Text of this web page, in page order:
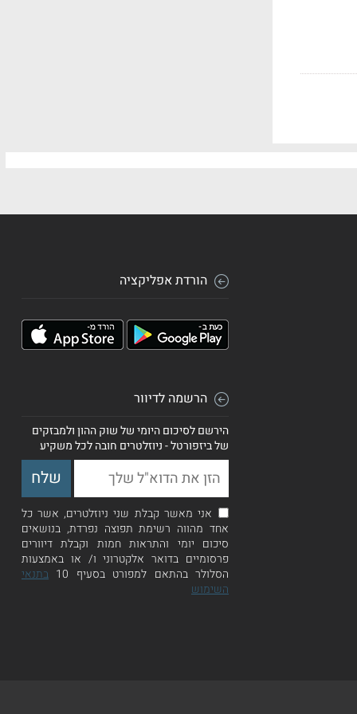
הורדת אפליקציה
הרשמה לדיוור
הירשם לסיכום היומי של שוק ההון ולמבזקים
של ביזפורטל - ניוזלטרים חובה לכל משקיע
אני מאשר קבלת שני ניוזלטרים, אשר כל
אחד מהווה רשימת תפוצה נפרדת, בנושאים
סיכום יומי והתראות חמות וקבלת דיוורים
פרסומיים בדואר אלקטרוני ו/ או באמצעות
הסלולר בהתאם למפורט בסעיף 10
בתנאי
השימוש